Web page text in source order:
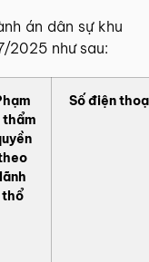
án dân sự khu
2025 như sau:
thẩm
lãnh
thổ
Số điện